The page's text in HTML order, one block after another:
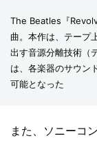
The Beatles『
曲。本作は、テープ
出す音源分離技術（
は、各楽器のサウン
可能となった
また、ソニーコ